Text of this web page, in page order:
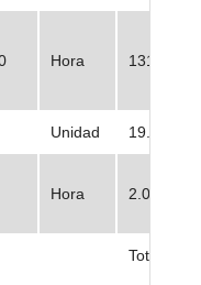
Hora
Unidad
Hora
Total